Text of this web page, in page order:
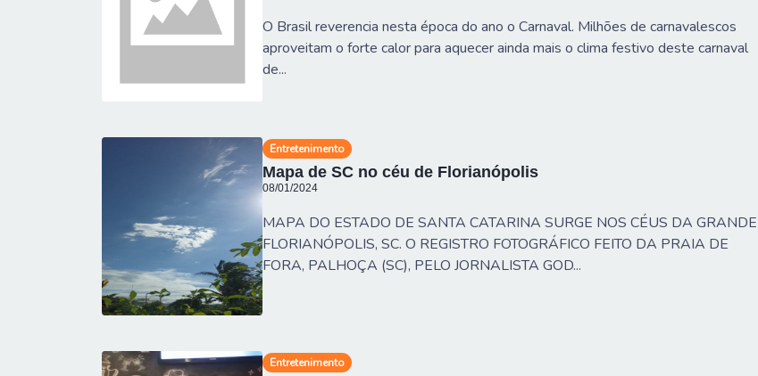
O Brasil reverencia nesta época do ano o Carnaval. Milhões de carnavalescos
aproveitam o forte calor para aquecer ainda mais o clima festivo deste carnaval
de...
Entretenimento
Mapa de SC no céu de Florianópolis
08/01/2024
MAPA DO ESTADO DE SANTA CATARINA SURGE NOS CÉUS DA GRANDE
FLORIANÓPOLIS, SC. O REGISTRO FOTOGRÁFICO FEITO DA PRAIA DE
FORA, PALHOÇA (SC), PELO JORNALISTA GOD...
Entretenimento